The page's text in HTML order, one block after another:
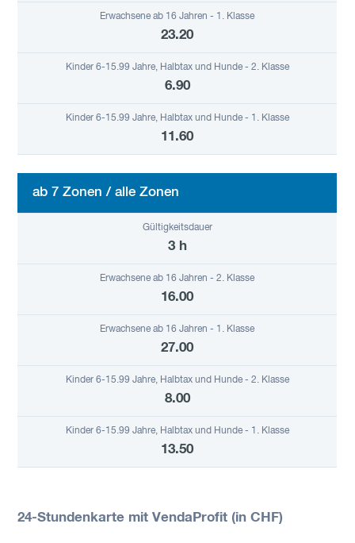
23.20
6.90
11.60
ab 7 Zonen / alle Zonen
3 h
16.00
27.00
8.00
13.50
24-Stundenkarte mit VendaProfit (in CHF)